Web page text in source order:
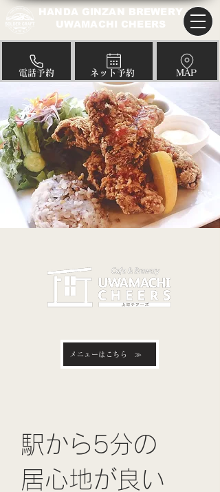
HANDA GINZAN BREWERY
UWAMACHI CHEERS
​電話予約 ​ネット予約 ​MAP
メニューはこちら ≫
駅から5分の
居心地が良い